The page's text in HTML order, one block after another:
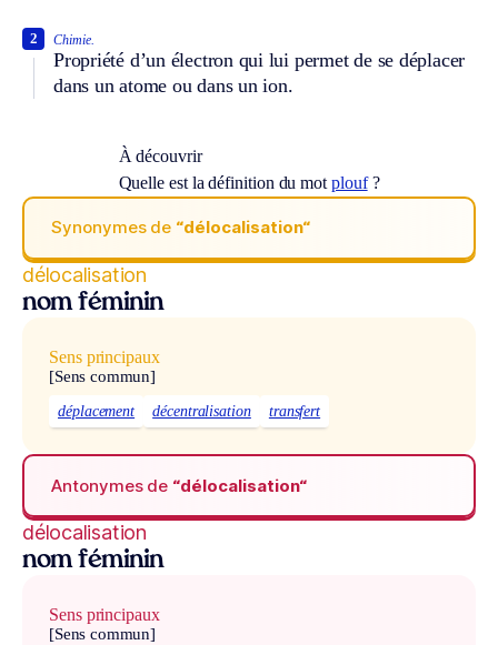
Chimie.
Propriété d’un électron qui lui permet de se déplacer
dans un atome ou dans un ion.
2
À découvrir
Quelle est la définition du mot plouf?
Synonymes de “délocalisation“
délocalisation
nom féminin
Sens principaux
[Sens commun]
déplacement décentralisation transfert
Antonymes de “délocalisation“
délocalisation
nom féminin
Sens principaux
[Sens commun]